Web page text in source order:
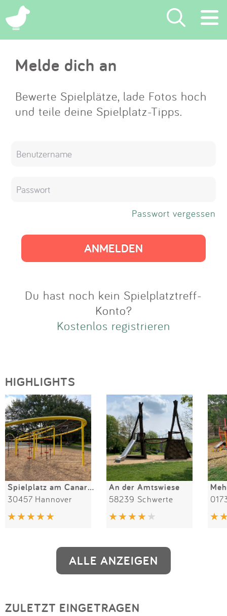
×
Suchen
Eintragen
App
Melde dich an
Bewerte Spielplätze, lade Fotos hoch
und teile deine Spielplatz-Tipps.
Passwort vergessen
Du hast noch kein Spielplatztreff-
Konto?
Kostenlos registrieren
HIGHLIGHTS
Spielplatz am Canarisweg
30457 Hannover
An der Amtswiese
58239 Schwerte
ALLE ANZEIGEN
ZULETZT EINGETRAGEN